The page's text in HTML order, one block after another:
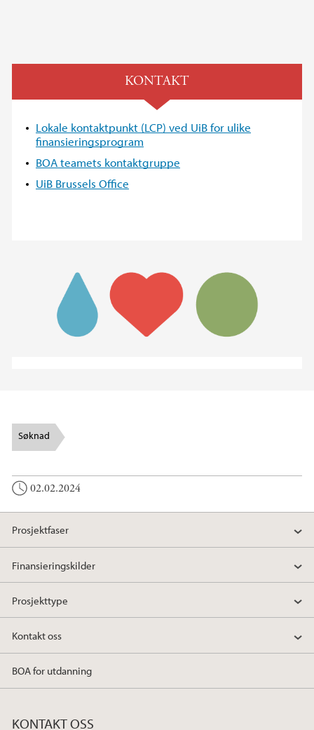
KONTAKT
Lokale kontaktpunkt (LCP) ved UiB for ulike
finansieringsprogram
BOA teamets kontaktgruppe
UiB Brussels Office
Søknad
02.02.2024
Prosjektfaser
Finansieringskilder
Prosjekttype
Kontakt oss
BOA for utdanning
KONTAKT OSS